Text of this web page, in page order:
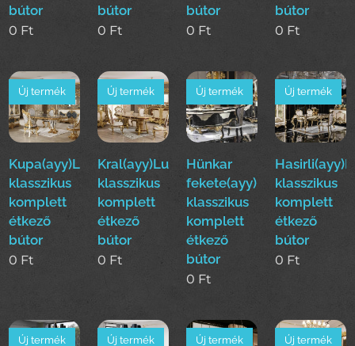
bútor
0 Ft
bútor
0 Ft
bútor
0 Ft
bútor
0 Ft
Kupa(ayy)Luxus
klasszikus
komplett
étkező
bútor
Új termék
0 Ft
Kral(ayy)Luxus
klasszikus
komplett
étkező
bútor
Új termék
0 Ft
Hünkar
fekete(ayy)Luxus
klasszikus
komplett
étkező
bútor
Új termék
0 Ft
klasszikus
komplett
étkező
bútor
Új termék
0 Ft
Új termék Új termék Új termék Új termék